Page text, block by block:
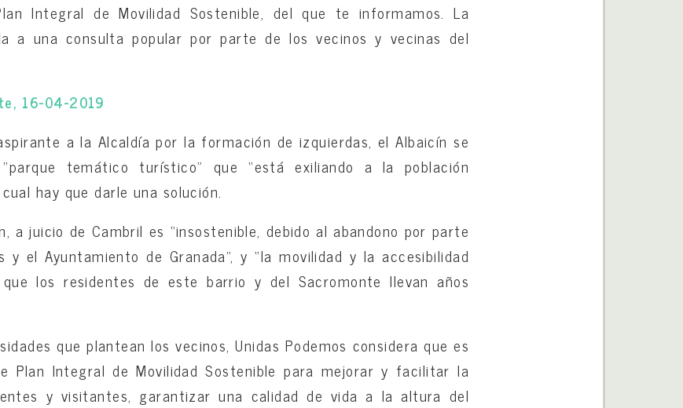
Integral de Movilidad Sostenible, del que te informamos. La
a una consulta popular por parte de los vecinos y vecinas del
16-04-2019
a la Alcaldía por la formación de izquierdas, el Albaicín se
temático turístico” que “está exiliando a la población
hay que darle una solución.
a juicio de Cambril es “insostenible, debido al abandono por parte
y el Ayuntamiento de Granada”, y “la movilidad y la accesibilidad
los residentes de este barrio y del Sacromonte llevan años
que plantean los vecinos, Unidas Podemos considera que es
Plan Integral de Movilidad Sostenible para mejorar y facilitar la
y visitantes, garantizar una calidad de vida a la altura del